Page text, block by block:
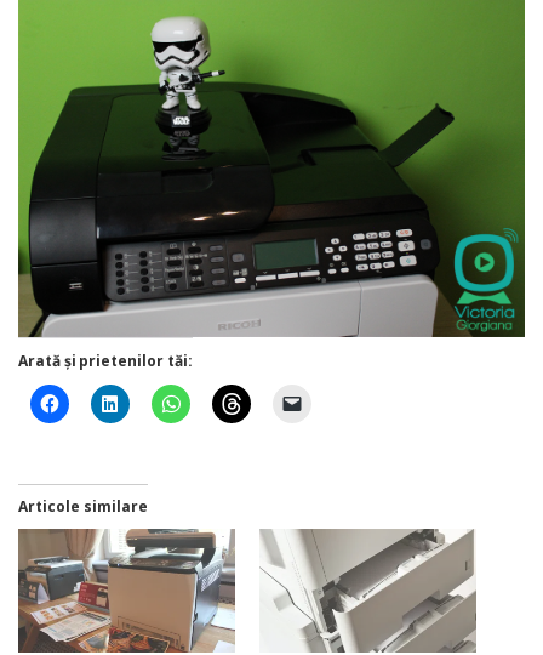
Arată și prietenilor tăi:
Articole similare